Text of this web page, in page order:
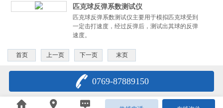
匹克球反弹系数测试仪
匹克球反弹系数测试仪主要用于模拟匹克球受到
一定击打速度，经过反弹后，测试出其球的反弹
速度。
首页 上一页 下一页 末页
0769-87889150